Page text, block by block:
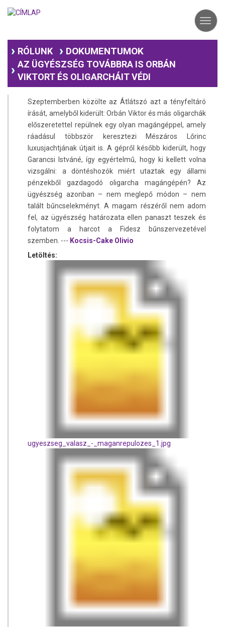
RÓLUNK DOKUMENTUMOK
AZ ÜGYÉSZSÉG TOVÁBBRA IS ORBÁN
VIKTORT ÉS OLIGARCHÁIT VÉDI
Szeptemberben közölte az Átlátszó azt a tényfeltáró
írását, amelyből kiderült: Orbán Viktor és más oligarchák
előszeretettel repülnek egy olyan magángéppel, amely
ráadásul többször keresztezi Mészáros Lőrinc
luxusjachtjának útjait is. A gépről később kiderült, hogy
Garancsi Istváné, így egyértelmű, hogy ki kellett volna
vizsgálni: a döntéshozók miért utaztak egy állami
pénzekből gazdagodó oligarcha magángépén? Az
ügyészség azonban – nem meglepő módon – nem
talált bűncselekményt. A magam részéről nem adom
fel, az ügyészség határozata ellen panaszt teszek és
folytatom a harcot a Fidesz bűnszervezetével
szemben. --- Kocsis-Cake Olivio
Letöltés:
ugyeszseg_valasz_-_maganrepulozes_1.jpg